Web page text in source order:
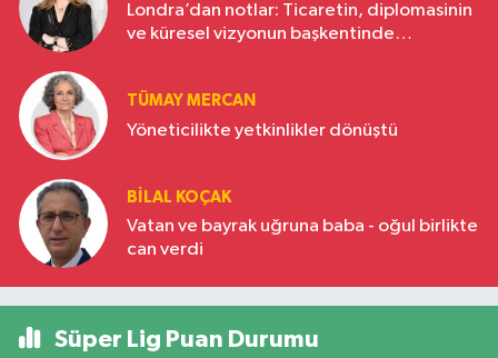
Londra’dan notlar: Ticaretin, diplomasinin
ve küresel vizyonun başkentinde
TÜMAY MERCAN
Yöneticilikte yetkinlikler dönüştü
BILAL KOÇAK
Vatan ve bayrak uğruna baba - oğul birlikte
can verdi
Süper Lig Puan Durumu